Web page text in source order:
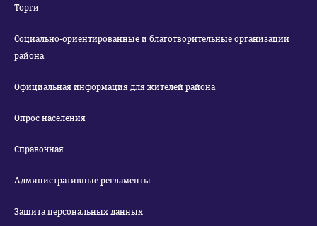
Торги
Социально-ориентированные и благотворительные организации
района
Официальная информация для жителей района
Опрос населения
Справочная
Административные регламенты
Защита персональных данных